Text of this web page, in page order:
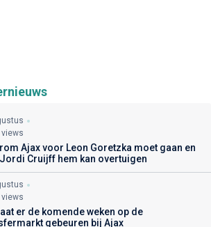
views
Ajax voor Leon Goretzka moet gaan en
Cruijff hem kan overtuigen
views
er de komende weken op de
gebeuren bij Ajax